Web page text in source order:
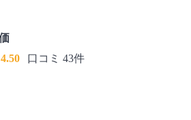
4.50
口コミ 43件